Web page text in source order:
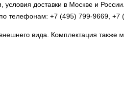
условия доставки в Москве и
телефонам: +7 (495) 799-9669 +7
вида. Комплектация